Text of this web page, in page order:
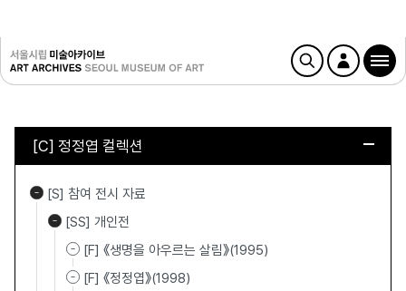
[C] 정정엽 컬렉션
[S] 참여 전시 자료
[SS] 개인전
[F] 《생명을 아우르는 살림》(1995)
[F] 《정정엽》(1998)